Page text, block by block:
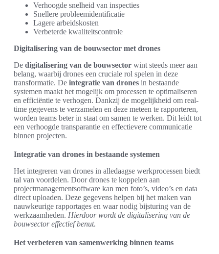
Verhoogde snelheid van inspecties
Snellere probleemidentificatie
Lagere arbeidskosten
Verbeterde kwaliteitscontrole
Digitalisering van de bouwsector met drones
De digitalisering van de bouwsector wint steeds meer aan
belang, waarbij drones een cruciale rol spelen in deze
transformatie. De integratie van drones in bestaande
systemen maakt het mogelijk om processen te optimaliseren
en efficiëntie te verhogen. Dankzij de mogelijkheid om real-
time gegevens te verzamelen en deze meteen te rapporteren,
worden teams beter in staat om samen te werken. Dit leidt tot
een verhoogde transparantie en effectievere communicatie
binnen projecten.
Integratie van drones in bestaande systemen
Het integreren van drones in alledaagse werkprocessen biedt
tal van voordelen. Door drones te koppelen aan
projectmanagementsoftware kan men foto’s, video’s en data
direct uploaden. Deze gegevens helpen bij het maken van
nauwkeurige rapportages en waar nodig bijsturing van de
werkzaamheden. Hierdoor wordt de digitalisering van de
bouwsector effectief benut.
Het verbeteren van samenwerking binnen teams